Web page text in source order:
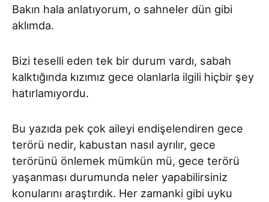
Bakın hala anlatıyorum, o sahneler dün gibi
aklımda.
Bizi teselli eden tek bir durum vardı, sabah
kalktığında kızımız gece olanlarla ilgili hiçbir şey
hatırlamıyordu.
Bu yazıda pek çok aileyi endişelendiren gece
terörü nedir, kabustan nasıl ayrılır, gece
terörünü önlemek mümkün mü, gece terörü
yaşanması durumunda neler yapabilirsiniz
konularını araştırdık. Her zamanki gibi uyku